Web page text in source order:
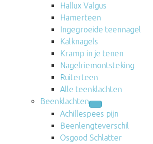
Hallux Valgus
Hamerteen
Ingegroeide teennagel
Kalknagels
Kramp in je tenen
Nagelriemontsteking
Ruiterteen
Alle teenklachten
Beenklachten
Achillespees pijn
Beenlengteverschil
Osgood Schlatter